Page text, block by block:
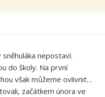
nepostaví.
do školy. Na první
však můžeme ovlivnit…
začátkem února ve